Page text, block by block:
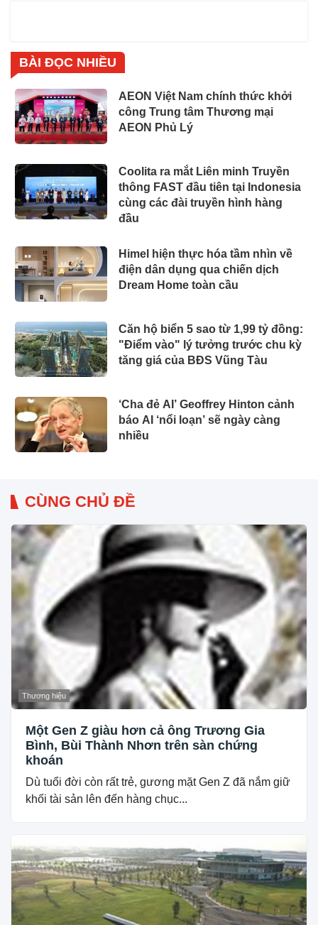
BÀI ĐỌC NHIỀU
AEON Việt Nam chính thức khởi
công Trung tâm Thương mại
AEON Phủ Lý
Coolita ra mắt Liên minh Truyền
thông FAST đầu tiên tại Indonesia
cùng các đài truyền hình hàng
đầu
Himel hiện thực hóa tầm nhìn về
điện dân dụng qua chiến dịch
Dream Home toàn cầu
Căn hộ biển 5 sao từ 1,99 tỷ đồng:
"Điểm vào" lý tưởng trước chu kỳ
tăng giá của BĐS Vũng Tàu
‘Cha đẻ AI’ Geoffrey Hinton cảnh
báo AI ‘nổi loạn’ sẽ ngày càng
nhiều
CÙNG CHỦ ĐỀ
Thương hiệu
Một Gen Z giàu hơn cả ông Trương Gia
Bình, Bùi Thành Nhơn trên sàn chứng
khoán
Dù tuổi đời còn rất trẻ, gương mặt Gen Z đã nắm giữ
khối tài sản lên đến hàng chục...